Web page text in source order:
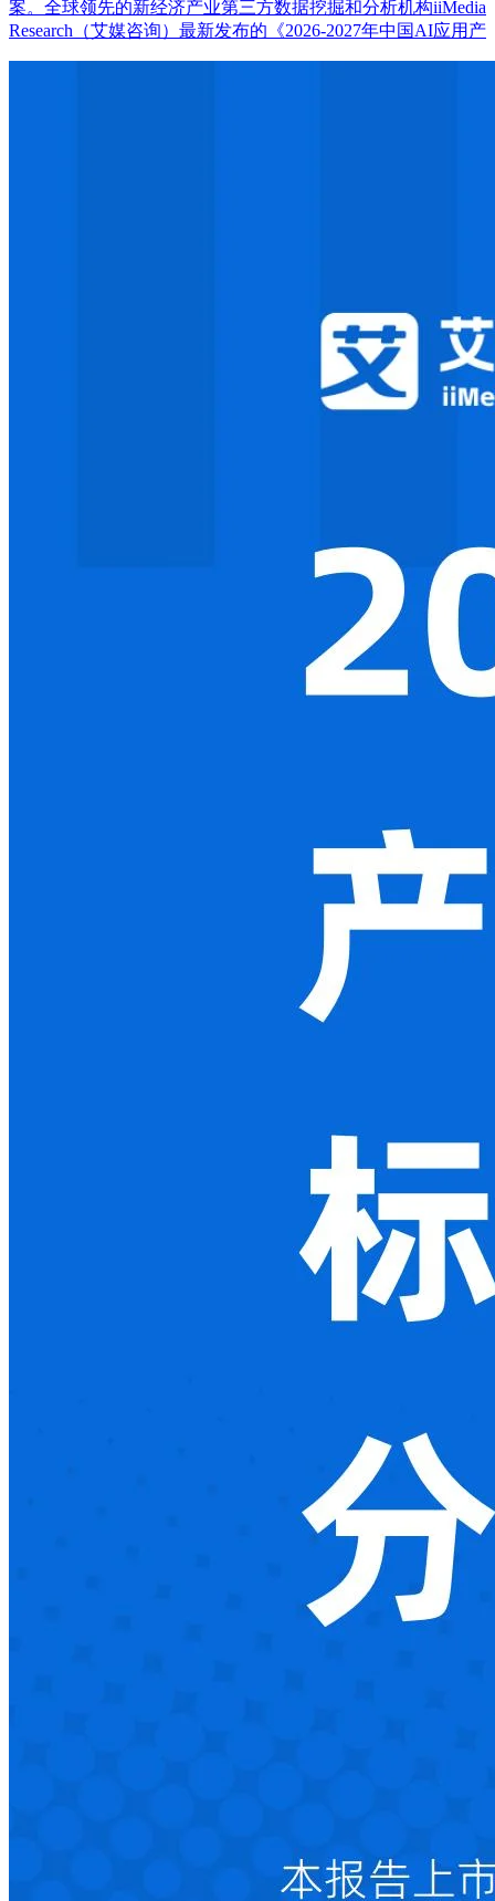
案。全球领先的新经济产业第三方数据挖掘和分析机构iiMedia
Research（艾媒咨询）最新发布的《2026-2027年中国AI应用产